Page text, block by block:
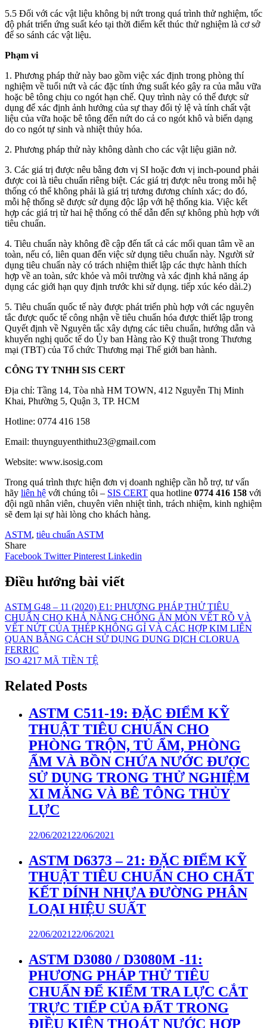
5.5 Đối với các vật liệu không bị nứt trong quá trình thử nghiệm, tốc
độ phát triển ứng suất kéo tại thời điểm kết thúc thử nghiệm là cơ sở
để so sánh các vật liệu.
Phạm vi
1. Phương pháp thử này bao gồm việc xác định trong phòng thí
nghiệm về tuổi nứt và các đặc tính ứng suất kéo gây ra của mẫu vữa
hoặc bê tông chịu co ngót hạn chế. Quy trình này có thể được sử
dụng để xác định ảnh hưởng của sự thay đổi tỷ lệ và tính chất vật
liệu của vữa hoặc bê tông đến nứt do cả co ngót khô và biến dạng
do co ngót tự sinh và nhiệt thủy hóa.
2. Phương pháp thử này không dành cho các vật liệu giãn nở.
3. Các giá trị được nêu bằng đơn vị SI hoặc đơn vị inch-pound phải
được coi là tiêu chuẩn riêng biệt. Các giá trị được nêu trong mỗi hệ
thống có thể không phải là giá trị tương đương chính xác; do đó,
mỗi hệ thống sẽ được sử dụng độc lập với hệ thống kia. Việc kết
hợp các giá trị từ hai hệ thống có thể dẫn đến sự không phù hợp với
tiêu chuẩn.
4. Tiêu chuẩn này không đề cập đến tất cả các mối quan tâm về an
toàn, nếu có, liên quan đến việc sử dụng tiêu chuẩn này. Người sử
dụng tiêu chuẩn này có trách nhiệm thiết lập các thực hành thích
hợp về an toàn, sức khỏe và môi trường và xác định khả năng áp
dụng các giới hạn quy định trước khi sử dụng. tiếp xúc kéo dài.2)
5. Tiêu chuẩn quốc tế này được phát triển phù hợp với các nguyên
tắc được quốc tế công nhận về tiêu chuẩn hóa được thiết lập trong
Quyết định về Nguyên tắc xây dựng các tiêu chuẩn, hướng dẫn và
khuyến nghị quốc tế do Ủy ban Hàng rào Kỹ thuật trong Thương
mại (TBT) của Tổ chức Thương mại Thế giới ban hành.
CÔNG TY TNHH SIS CERT
Địa chỉ: Tầng 14, Tòa nhà HM TOWN, 412 Nguyễn Thị Minh
Khai, Phường 5, Quận 3, TP. HCM
Hotline: 0774 416 158
Email: thuynguyenthithu23@gmail.com
Website: www.isosig.com
Trong quá trình thực hiện đơn vị doanh nghiệp cần hỗ trợ, tư vấn
hãy liên hệ với chúng tôi – SIS CERT qua hotline 0774 416 158 với
đội ngũ nhân viên, chuyên viên nhiệt tình, trách nhiệm, kinh nghiệm
sẽ đem lại sự hài lòng cho khách hàng.
ASTM, tiêu chuẩn ASTM
Share
Facebook TwitterPinterest Linkedin
Điều hướng bài viết
ASTM G48 – 11 (2020) E1: PHƯƠNG PHÁP THỬ TIÊU
CHUẨN CHO KHẢ NĂNG CHỐNG ĂN MÒN VẾT RỖ VÀ
VẾT NỨT CỦA THÉP KHÔNG GỈ VÀ CÁC HỢP KIM LIÊN
QUAN BẰNG CÁCH SỬ DỤNG DUNG DỊCH CLORUA
FERRIC
ISO 4217 MÃ TIỀN TỆ
Related Posts
ASTM C511-19: ĐẶC ĐIỂM KỸ
THUẬT TIÊU CHUẨN CHO
PHÒNG TRỘN, TỦ ẨM, PHÒNG
ẨM VÀ BỒN CHỨA NƯỚC ĐƯỢC
SỬ DỤNG TRONG THỬ NGHIỆM
XI MĂNG VÀ BÊ TÔNG THỦY
LỰC
22/06/2021 22/06/2021
ASTM D6373 – 21: ĐẶC ĐIỂM KỸ
THUẬT TIÊU CHUẨN CHO CHẤT
KẾT DÍNH NHỰA ĐƯỜNG PHÂN
LOẠI HIỆU SUẤT
22/06/2021 22/06/2021
ASTM D3080 / D3080M -11:
PHƯƠNG PHÁP THỬ TIÊU
CHUẨN ĐỂ KIỂM TRA LỰC CẮT
TRỰC TIẾP CỦA ĐẤT TRONG
ĐIỀU KIỆN THOÁT NƯỚC HỢP